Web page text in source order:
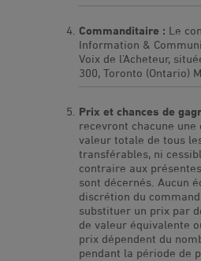
Commanditaire : Le
Information &
Voix de l’Acheteur,
300, Toronto (Ontario)
Prix et chances de
recevront chacune une
valeur totale de tous
transférables, ni
contraire aux
sont décernés. Aucun
discrétion du
substituer un prix par
de valeur équivalente
prix dépendent du
pendant la période de